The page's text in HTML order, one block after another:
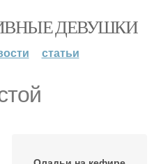
ДЕВУШКИ
статьи